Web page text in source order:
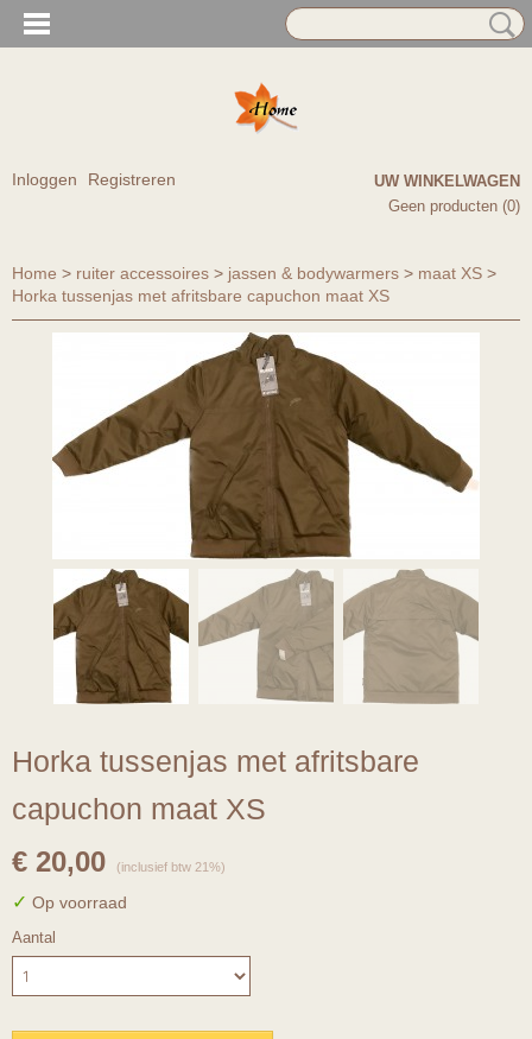
Inloggen Registreren
UW WINKELWAGEN
Geen producten (0)
Home > ruiter accessoires > jassen & bodywarmers > maat XS >
Horka tussenjas met afritsbare capuchon maat XS
Horka tussenjas met afritsbare
capuchon maat XS
€ 20,00 (inclusief btw 21%)
✓ Op voorraad
Aantal